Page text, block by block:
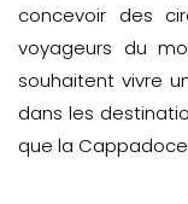
concevoir des
voyageurs du
souhaitent vivre
dans les
que la